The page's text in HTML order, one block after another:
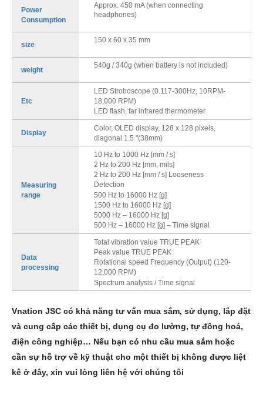
Power
Consumption
Approx. 450 mA (when connecting
headphones)
size
150 x 60 x 35 mm
weight
540g / 340g (when battery is not included)
Etc
LED Stroboscope (0.117-300Hz, 10RPM-
18,000 RPM)
LED flash, far infrared thermometer
Display
Color, OLED display, 128 x 128 pixels,
diagonal 1.5 "(38mm)
Measuring
range
10 Hz to 1000 Hz [mm / s]
2 Hz to 200 Hz [mm, mils]
2 Hz to 200 Hz [mm / s] Looseness
Detection
500 Hz to 16000 Hz [g]
1500 Hz to 16000 Hz [g]
5000 Hz – 16000 Hz [g]
500 Hz – 16000 Hz [g] – Time signal
Data
processing
Total vibration value TRUE PEAK
Peak value TRUE PEAK
Rotational speed Frequency (Output) (120-
12,000 RPM)
Spectrum analysis / Time signal
Vnation JSC có khả năng tư vấn mua sắm, sử dụng, lắp đặt
và cung cấp các thiết bị, dụng cụ đo lường, tự đông hoá,
điện công nghiệp… Nếu bạn có nhu cầu mua sắm hoặc
cần sự hỗ trợ về kỹ thuật cho một thiết bị không được liệt
kê ở đây, xin vui lòng liên hệ với chúng tôi